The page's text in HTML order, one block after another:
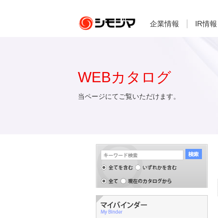
企業情報
IR情報
WEBカタログ
当ページにてご覧いただけます。